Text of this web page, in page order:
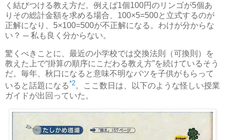
く結びつける教え方だ。例えば1個100円のリンゴが5個あ
りその総計金額を求める場合、100×5=500と立式するのが
正解になり、5×100=500が不正解になる。わけが分からな
い？ ─ 私も良く分からない。
驚くべきことに、最近の小学校では交換法則（可換則）を
教えた上で“掛算の順序にこだわる教え方”を続けているそう
だ。毎年、秋口になると意味不明なバツを子供がもらって
いると話題になる*2。ここ数日は、以下のような怪しい授業
ガイドが出回っていた。